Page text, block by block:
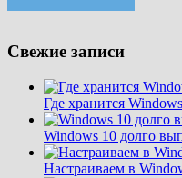
Свежие записи
Где хранится
Windows 10 долго
Настраиваем в